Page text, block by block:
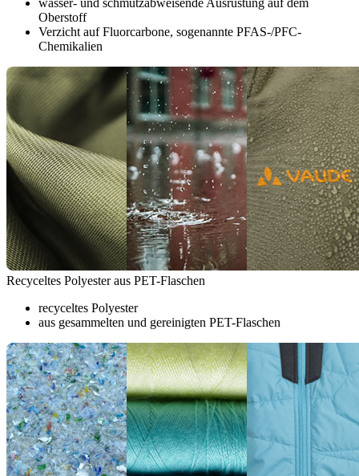
wasser- und schmutzabweisende Ausrüstung auf dem
Oberstoff
Verzicht auf Fluorcarbone, sogenannte PFAS-/PFC-
Chemikalien
Recyceltes Polyester aus PET-Flaschen
recyceltes Polyester
aus gesammelten und gereinigten PET-Flaschen